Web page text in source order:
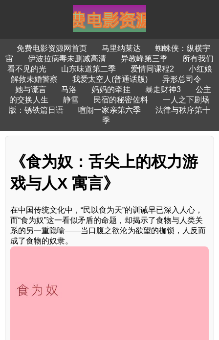
免费电影资源网首页 马里纳莱达
蜘蛛侠：纵横宇
宙
伊波拉病毒未删减高清 异教峰第三季
所有我们
看不见的光
山东味道第二季 爱情同课程2
小红娘
解救未婚警察
我爱太空人(普通话版)
异形总司令
她与谎言
马洛 妈妈的牵挂 暴走财神3
公主
的交换人生
静雪 民宿的秘密佐料
一人之下剧场
版：锈铁篇日语
喧闹一家亲第六季
法律与秩序第十
季
《食为奴：舌尖上的权力游
戏与人X 寓言》
在中国传统文化中，“民以食为天”的训诫早已深入人心，
而“食为奴”这一看似矛盾的命题，却揭示了食物与人类关
系的另一重隐喻——当口腹之欲沦为欲望的枷锁，人反而
成了食物的奴隶。